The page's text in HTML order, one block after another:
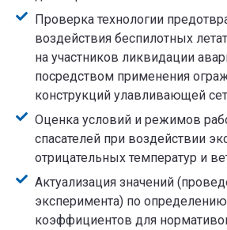
Проверка технологии
воздействия беспилотных
на участников ликвидации
посредством применения
конструкций улавливающей
Оценка условий и режимов
спасателей при воздействии
отрицательных температур и
Актуализация значений
эксперимента) по
коэффициентов для